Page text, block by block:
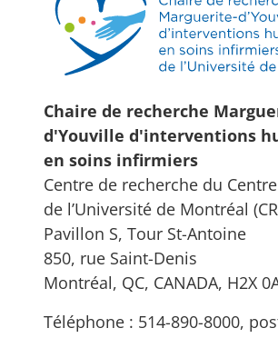
Chaire de recherche
d'Youville d'interventions
en soins infirmiers
Centre de recherche du
de l’Université de Montréal
Pavillon S, Tour St-Antoine
850, rue Saint-Denis
Montréal, QC, CANADA, H2X
Téléphone : 514-890-8000,